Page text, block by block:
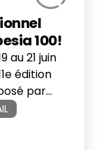
100!
au 21 juin
édition
par
les plus
plus de